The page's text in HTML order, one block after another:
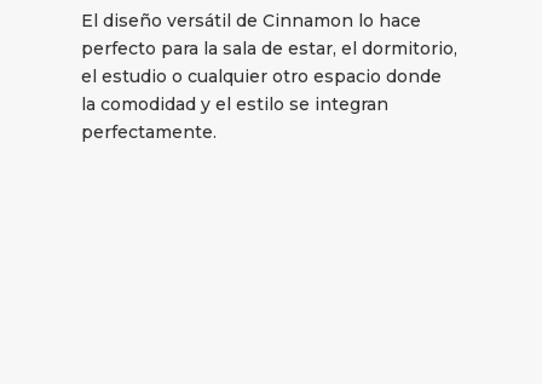
El diseño versátil de Cinnamon lo hace
perfecto para la sala de estar, el dormitorio,
el estudio o cualquier otro espacio donde
la comodidad y el estilo se integran
perfectamente.